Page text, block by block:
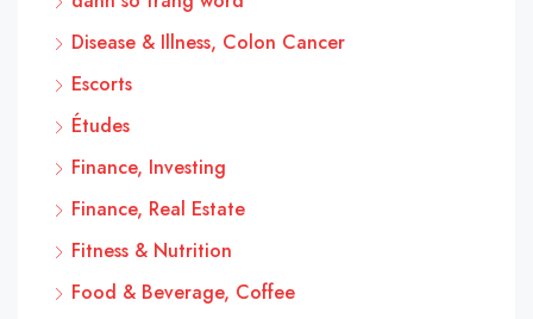
Disease & Illness, Colon Cancer
Escorts
Études
Finance, Investing
Finance, Real Estate
Fitness & Nutrition
Food & Beverage, Coffee